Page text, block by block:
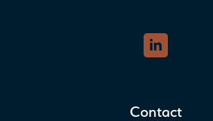
Contact